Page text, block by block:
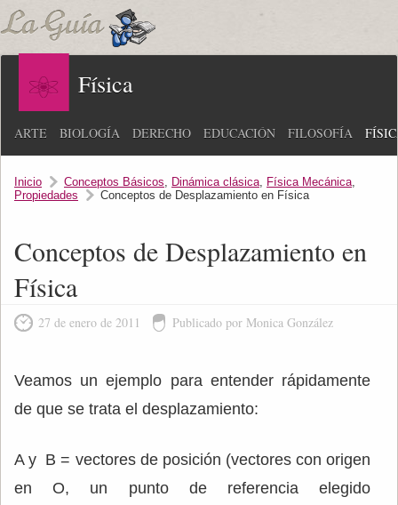
Física
ARTE BIOLOGÍA DERECHO EDUCACIÓN FILOSOFÍA
Inicio Conceptos Básicos, Dinámica clásica, Física Mecánica,
Propiedades
Conceptos de Desplazamiento en Física
Conceptos de Desplazamiento en
Física
27 de enero de 2011 Publicado por Monica González
Veamos un ejemplo para entender rápidamente
de que se trata el desplazamiento:
A y B = vectores de posición (vectores con origen
en O, un punto de referencia elegido